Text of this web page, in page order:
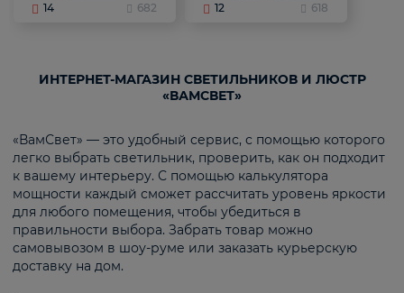
14 682 12 618
ИНТЕРНЕТ-МАГАЗИН СВЕТИЛЬНИКОВ И ЛЮСТР
«ВАМСВЕТ»
«ВамСвет» — это удобный сервис, с помощью которого
легко выбрать светильник, проверить, как он подходит
к вашему интерьеру. С помощью калькулятора
мощности каждый сможет рассчитать уровень яркости
для любого помещения, чтобы убедиться в
правильности выбора. Забрать товар можно
самовывозом в шоу-руме или заказать курьерскую
доставку на дом.